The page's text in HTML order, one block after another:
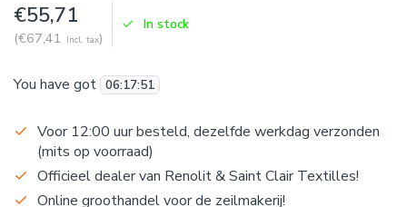
€55,71
(€67,41 Incl. tax)
In stock
You have got 06:17:51
Voor 12:00 uur besteld, dezelfde werkdag verzonden
(mits op voorraad)
Officieel dealer van Renolit & Saint Clair Textilles!
Online groothandel voor de zeilmakerij!